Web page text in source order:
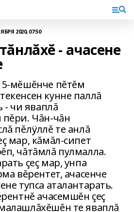
2020, 07:50
- ачасене
мĕшĕнче пĕтĕм
кунне паллă
- чи яваплă
пĕри. Чăн-чăн
пĕлÿллĕ те анлă
мар, кăмăл-сипет
чăтăмлă пулмалла.
çеç мар, унпа
вĕрентет, ачасенче
тупса аталантарать.
ачасемшĕн çеç
те яваплă